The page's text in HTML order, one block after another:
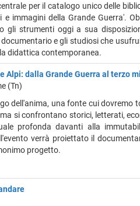
per il catalogo unico delle
e immagini della Grande Guerra'.
gli strumenti oggi a sua
e gli studiosi che
didattica contemporanea.
Alpi: dalla Grande Guerra al terzo
(Tn)
dell'anima, una fonte cui dovremo
si confrontano storici, letterati,
profonda davanti alla
verrà proiettato il
progetto.